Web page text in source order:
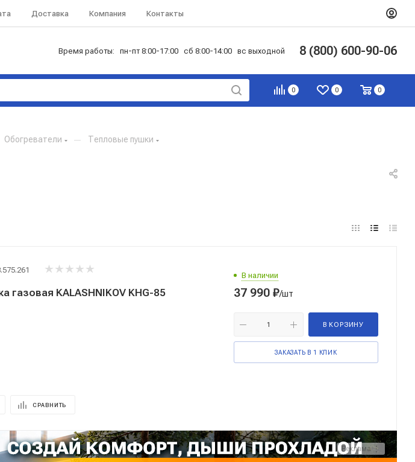
Доставка Компания Контакты
Время работы: пн-пт 8:00-17:00 сб 8:00-14:00 вс выходной 8 (800) 600-90-06
0 0 0
Обогреватели — Тепловые пушки
газовая KALASHNIKOV KHG-85
СРАВНИТЬ
В наличии
37 990 ₽/шт
В КОРЗИНУ
ЗАКАЗАТЬ В 1 КЛИК